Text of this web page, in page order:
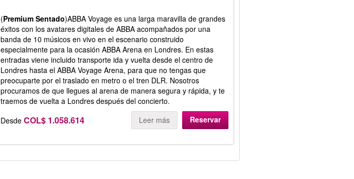
(Premium Sentado)ABBA Voyage es una larga maravilla de grandes
éxitos con los avatares digitales de ABBA acompañados por una
banda de 10 músicos en vivo en el escenario construido
especialmente para la ocasión ABBA Arena en Londres. En estas
entradas viene incluido transporte ida y vuelta desde el centro de
Londres hasta el ABBA Voyage Arena, para que no tengas que
preocuparte por el traslado en metro o el tren DLR. Nosotros
procuramos de que llegues al arena de manera segura y rápida, y te
traemos de vuelta a Londres después del concierto.
Desde COL$ 1.058.614 Leer más Reservar